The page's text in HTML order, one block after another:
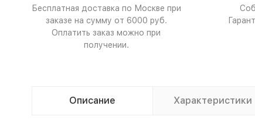
Бесплатная доставка по Москве при
заказе на сумму от 6000 руб.
Оплатить заказ можно при
получении.
Описание Характеристики